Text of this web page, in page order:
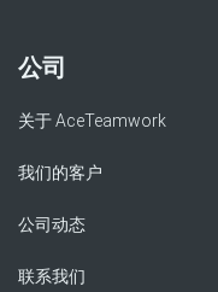
公司
关于 AceTeamwork
我们的客户
公司动态
联系我们